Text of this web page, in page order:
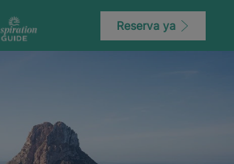
Reserva ya